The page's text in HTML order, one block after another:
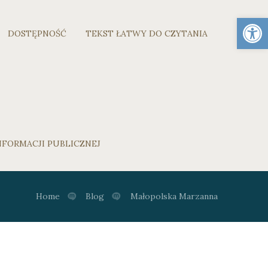
DOSTĘPNOŚĆ TEKST ŁATWY DO CZYTANIA
PUBLICZNEJ
Home Blog Małopolska Marzanna